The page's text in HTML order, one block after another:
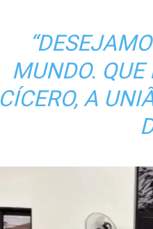
MUNDO. QUE
CÍCERO, A